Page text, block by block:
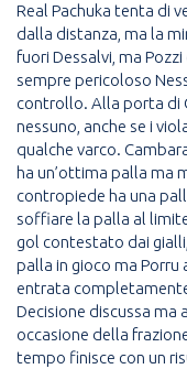
Real Pachuka tenta di
dalla distanza, ma la
fuori Dessalvi, ma
sempre pericoloso
controllo. Alla porta di
nessuno, anche se i
qualche varco.
ha un’ottima palla ma
contropiede ha una
soffiare la palla al
gol contestato dai
palla in gioco ma Porru
entrata
Decisione discussa ma
occasione della
tempo finisce con un